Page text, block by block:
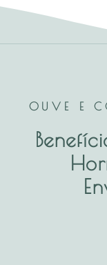
OUVE E